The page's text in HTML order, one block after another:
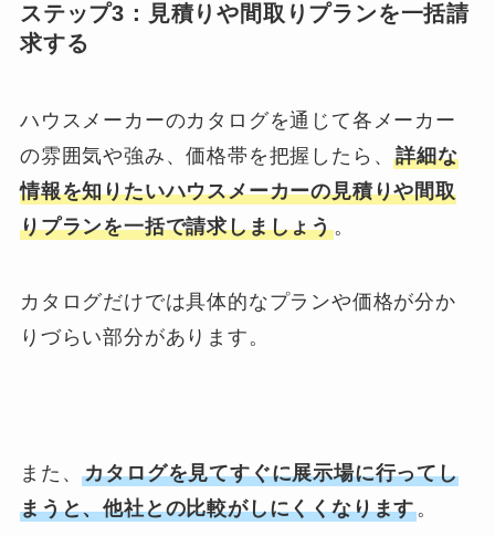
ステップ3：見積りや間取りプランを一括請
求する
ハウスメーカーのカタログを通じて各メーカー
の雰囲気や強み、価格帯を把握したら、詳細な
情報を知りたいハウスメーカーの見積りや間取
りプランを一括で請求しましょう。
カタログだけでは具体的なプランや価格が分か
りづらい部分があります。
また、カタログを見てすぐに展示場に行ってし
まうと、他社との比較がしにくくなります。